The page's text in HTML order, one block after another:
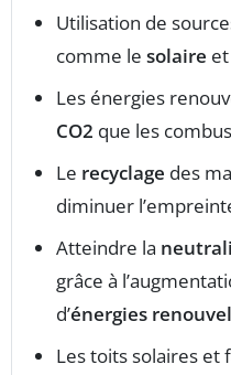
Utilisation de
comme le solaire et
Les énergies
CO2 que les
Le recyclage des
diminuer
Atteindre la
grâce à
d’énergies
Les toits solaires et